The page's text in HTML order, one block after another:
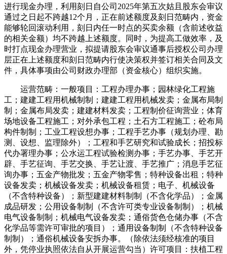
进行现金办理，利用刻日自公司2025年第五次姑且股东会审议
通过之日起不跨越12个月，正在前述额度及刻日范畴内，资金
能够轮回滚动利用，刻日内任一时点的买卖余额（含前述收益
的相关金额）均不跨越上述额度。同时，为提高工做效率，及
时打点现金办理营业，拟提请股东会审议通事后授权公司办理
层正在上述额度和刻日范畴内行使决策权并签订相关合同及文
件，具体事项由公司财政办理部（资金核心）组织实施。
运营范畴：一般项目：工程办理办事；园林绿化工程施
工；建建工程用机械制制；建建工程用机械发卖；金属布局制
制；金属布局发卖；建建材料发卖；工程制价征询营业；体育
场地设备工程施工；对外承包工程；土石方工程施工；砼布局
构件制制；工业工程设想办事；工程手艺办事（规划办理、勘
测、设想、监理除外）；工程和手艺研究和试验成长；招投标
代办署理办事；公水运工程试验检测办事；手艺办事、手艺开
辟、手艺征询、手艺交换、手艺让渡、手艺推广；消息手艺征
询办事；五金产物批发；五金产物零售；特种设备出租；特种
设备发卖；机械设备发卖；机械设备租赁；电子、机械设备
（不含特种设备）；新型建建材料制制（不含化学品）；金属
成品研发；公用设备制制（不含许可类专业设备制制）；机械
电气设备制制；机械电气设备发卖；通俗货色仓储办事（不含
化学品等需许可审批的项目）；通用设备制制（不含特种设备
制制）；通俗机械设备安拆办事。（除依法须经核准的项目
外，凭停业执照依法自从开展运营勾当）许可项目：扶植工程